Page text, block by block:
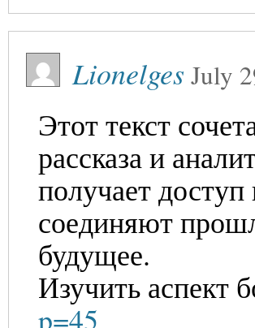
Lionelges July
Этот текст
рассказа и
получает
соединяют
будущее.
Изучить аспект
p=45